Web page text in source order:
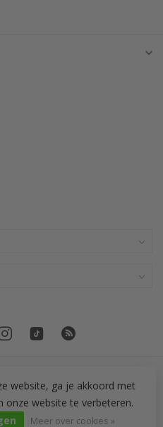
PH Tegeltechniek
website, ga je akkoord met
onze website te verbeteren.
Meer over cookies »